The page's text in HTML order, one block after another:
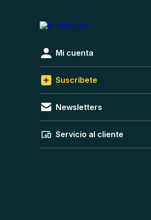
Mi cuenta
Suscríbete
Newsletters
Servicio al cliente